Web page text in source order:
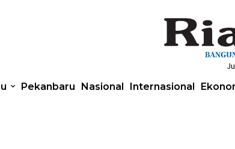
Pekanbaru Nasional Internasional